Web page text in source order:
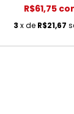
R$61,75
3 x de R$21,67